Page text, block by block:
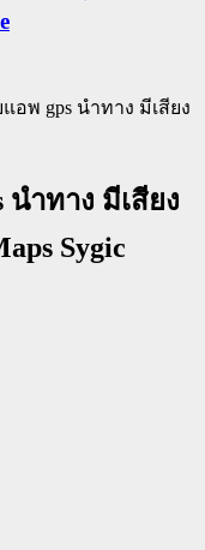
อพ gps นําทาง มีเสียง
าทาง มีเสียง
Sygic